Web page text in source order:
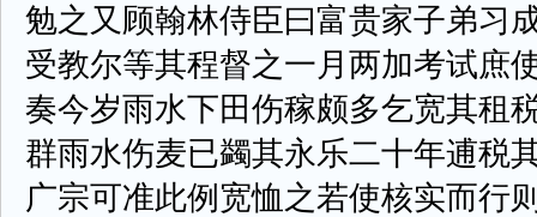
勉之又顾翰林侍臣曰富贵家子弟习
受教尔等其程督之一月两加考试庶
奏今岁雨水下田伤稼颇多乞宽其租
群雨水伤麦已蠲其永乐二十年逋税
广宗可准此例宽恤之若使核实而行